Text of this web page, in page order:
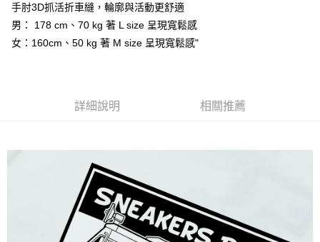
玉山商業銀行
星展（台灣）商業銀行
台新國際商業銀行
中國信託商業銀行
台灣樂天信用卡公司
運送方式
全家取貨付款
每筆NT$60，滿NT$1,500(含以上)免運費
每筆NT$60，滿NT$1,500(含以上)免運費
每筆NT$70，滿NT$1,500(含以上)免運費
手肘3D抓活折車縫，輪廓與活動更舒適
男： 178 cm、70 kg 著 L size 呈現寬鬆感
女：160cm、50 kg 著 M size 呈現寬鬆感"
詳細說明 相關推薦